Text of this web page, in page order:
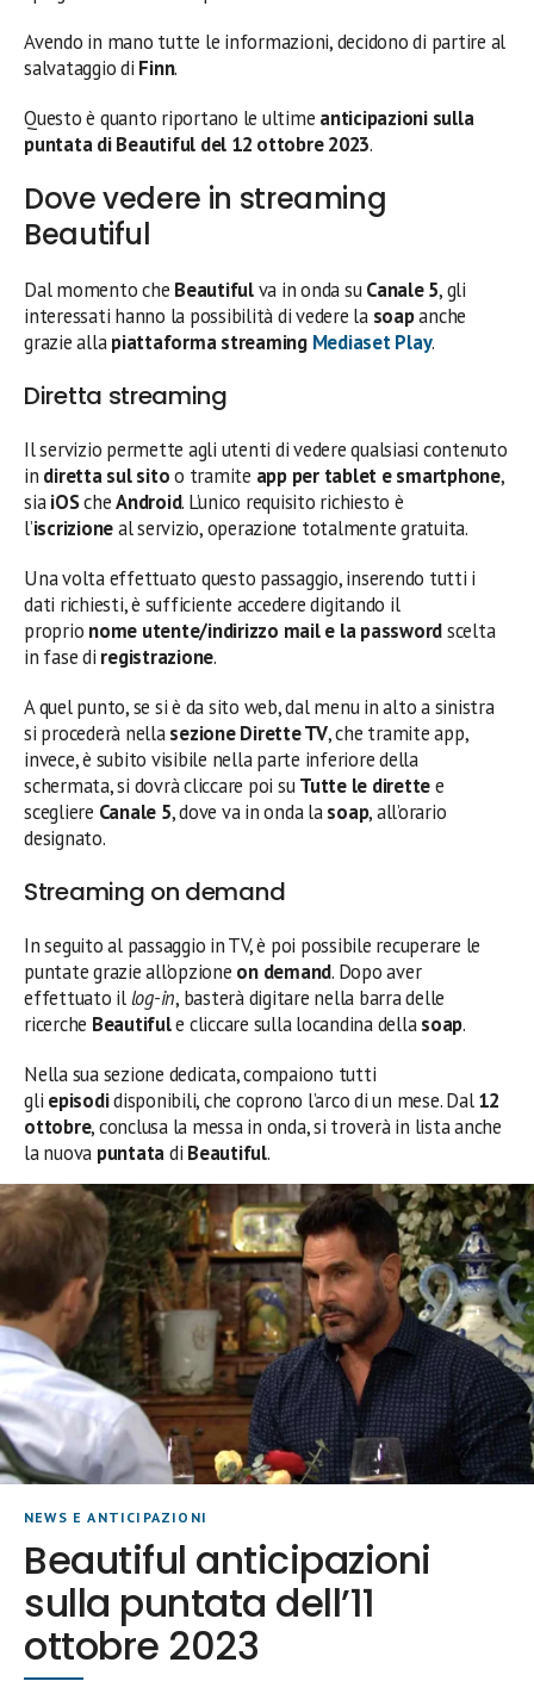
Avendo in mano tutte le informazioni, decidono di partire al
salvataggio di Finn.
Questo è quanto riportano le ultime anticipazioni sulla
puntata di Beautiful del 12 ottobre 2023.
Dove vedere in streaming
Beautiful
Dal momento che Beautifulva in onda suCanale 5, gli
interessati hanno la possibilità di vedere la soapanche
grazie allapiattaforma streaming Mediaset Play.
Diretta streaming
Il servizio permette agli utenti di vedere qualsiasi contenuto
in diretta sul sitoo tramite app per tablet e smartphone,
siaiOScheAndroid. L’unico requisito richiesto è
l’iscrizioneal servizio, operazione totalmente gratuita.
Una volta effettuato questo passaggio, inserendo tutti i
dati richiesti, è sufficiente accedere digitando il
proprio nome utente/indirizzo mail e la passwordscelta
in fase di registrazione.
A quel punto, se si è da sito web, dal menu in alto a sinistra
si procederà nellasezione Dirette TV, che tramite app,
invece, è subito visibile nella parte inferiore della
schermata, si dovrà cliccare poi suTutte le direttee
scegliere Canale 5, dove va in onda lasoap, all’orario
designato.
Streaming on demand
In seguito al passaggio in TV, è poi possibile recuperare le
puntate grazie all’opzione on demand. Dopo aver
effettuato illog-in, basterà digitare nella barra delle
ricerche Beautifule cliccare sulla locandina dellasoap.
Nella sua sezione dedicata, compaiono tutti
gli episodidisponibili, che coprono l’arco di un mese. Dal12
ottobre, conclusa la messa in onda, si troverà in lista anche
la nuova puntatadi Beautiful.
NEWS E ANTICIPAZIONI
Beautiful anticipazioni
sulla puntata dell’11
ottobre 2023